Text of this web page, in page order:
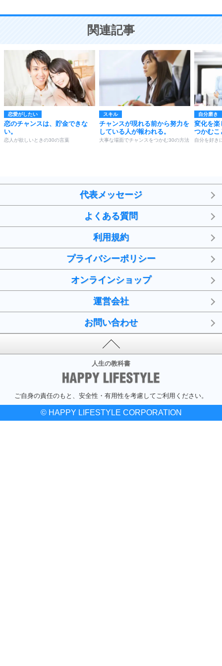
ことが大切。
関連記事
恋愛がしたい
恋のチャンスは、貯金できな
い。
恋人が欲しいときの30の言葉
スキル
チャンスが現れる前から努力を
している人が報われる。
大事な場面でチャンスをつかむ30の方法
自分磨き
変化を楽
つかむこ
自分を好き
代表メッセージ
よくある質問
利用規約
プライバシーポリシー
オンラインショップ
運営会社
お問い合わせ
人生の教科書
ご自身の責任のもと、安全性・有用性を考慮してご利用ください。
© HAPPY LIFESTYLE CORPORATION